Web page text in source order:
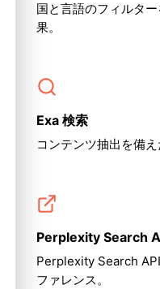
国と言語のフィルタ
果。
Exa 検索
コンテンツ抽出を備え
Perplexity Search
Perplexity Search
ファレンス。